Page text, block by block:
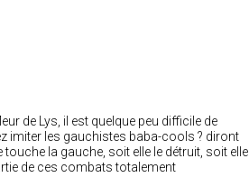
de Lys, il est quelque peu difficile de
imiter les gauchistes baba-cools ? diront
la gauche, soit elle le détruit, soit elle
de ces combats totalement